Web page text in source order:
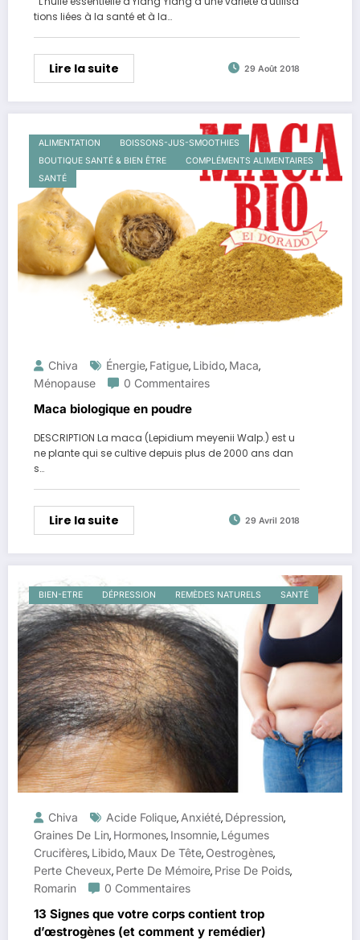
tions liées à la santé et à la…
Lire la suite 29 Août 2018
ALIMENTATION
BOISSONS-JUS-SMOOTHIES
BOUTIQUE SANTÉ & BIEN ÊTRE
COMPLÉMENTS ALIMENTAIRES
SANTÉ
Chiva Énergie, Fatigue, Libido, Maca,
Ménopause
0 Commentaires
Maca biologique en poudre
DESCRIPTION La maca (Lepidium meyenii Walp.) est u
ne plante qui se cultive depuis plus de 2000 ans dan
s…
Lire la suite 29 Avril 2018
BIEN-ETRE DÉPRESSION REMÈDES NATURELS SANTÉ
Chiva Acide Folique, Anxiété, Dépression,
Graines De Lin, Hormones, Insomnie, Légumes
Crucifères, Libido, Maux De Tête, Oestrogènes,
Perte Cheveux, Perte De Mémoire, Prise De Poids,
Romarin
0 Commentaires
13 Signes que votre corps contient trop
d’œstrogènes (et comment y remédier)